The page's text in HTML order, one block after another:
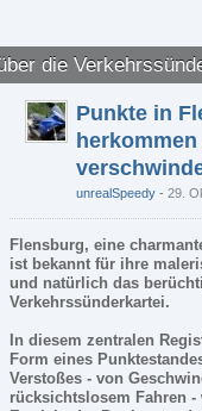
die
Punkte in
unrealSpeedy 29.
Flensburg, eine
ist bekannt für ihre
und natürlich das
Verkehrssünderkartei.
In diesem zentralen
Form eines
Verstoßes - von
rücksichtslosem Fahren